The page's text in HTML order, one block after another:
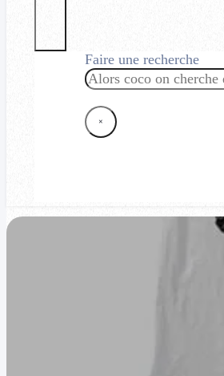
Faire une recherche
Rechercher
×